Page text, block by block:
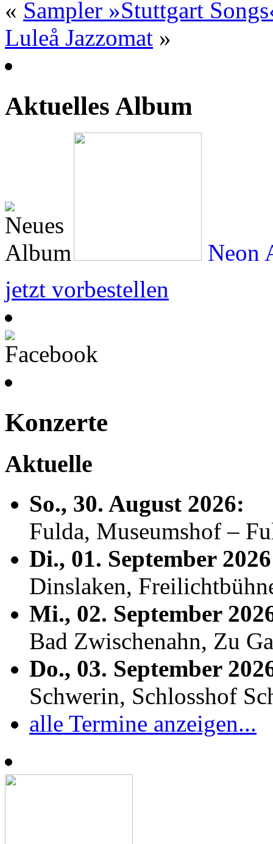
« Sampler »Stuttgart
Luleå Jazzomat »
Aktuelles Album
Neon
jetzt vorbestellen
Konzerte
Aktuelle
So., 30. August 2026:
Fulda, Museumshof –
Di., 01. September
Dinslaken,
Mi., 02. September
Bad Zwischenahn, Zu
Do., 03. September
Schwerin, Schlosshof
alle Termine anzeigen...